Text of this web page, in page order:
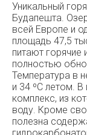
Уникальный
Будапешта.
всей Европе и
площадь 47,5
питают горячие
полностью
Температура в
и 34 ºC летом.
комплекс, из
воду. Кроме
полезна